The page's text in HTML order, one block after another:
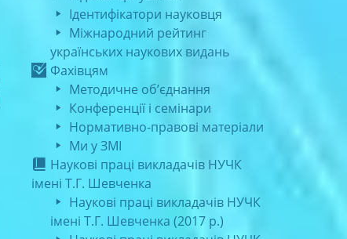
Ідентифікатори науковця
Міжнародний рейтинг
українських наукових видань
Фахівцям
Методичне об’єднання
Конференції і семінари
Нормативно-правові матеріали
Ми у ЗМІ
Наукові праці викладачів НУЧК
імені Т.Г. Шевченка
Наукові праці викладачів НУЧК
імені Т.Г. Шевченка (2017 р.)